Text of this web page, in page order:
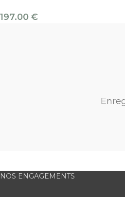
197.00 €
NOS ENGAGEMENTS